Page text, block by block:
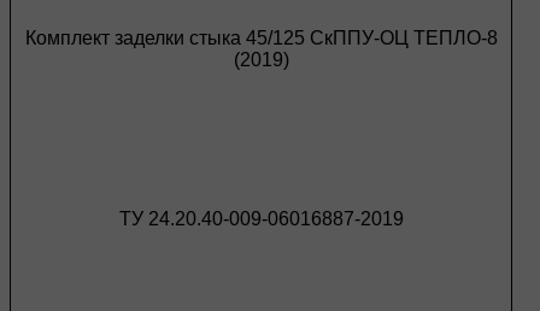
Комплект заделки стыка 45/125 СкППУ-ОЦ ТЕПЛО-8
(2019)
ТУ 24.20.40-009-06016887-2019